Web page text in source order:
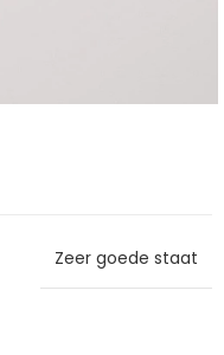
Zeer goede staat